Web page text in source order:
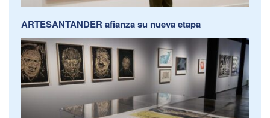
ARTESANTANDER afianza su nueva etapa